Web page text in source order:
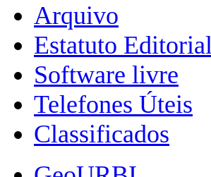
Arquivo
Estatuto Editorial
Software livre
Telefones Úteis
Classificados